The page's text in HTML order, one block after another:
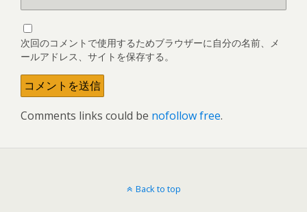
次回のコメントで使用するためブラウザーに自分の名前、メ
ールアドレス、サイトを保存する。
Comments links could be nofollow free.
Back to top